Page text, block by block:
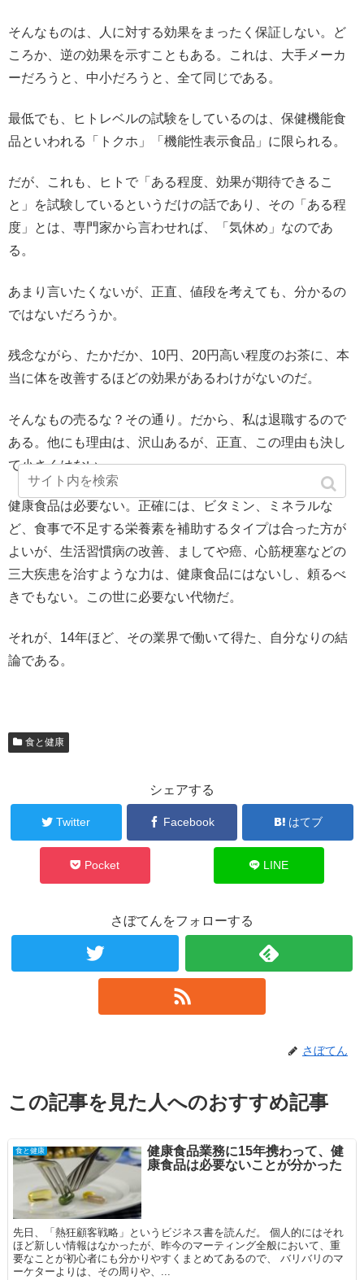
そんなものは、人に対する効果をまったく保証しない。ど
ころか、逆の効果を示すこともある。これは、大手メーカ
ーだろうと、中小だろうと、全て同じである。
最低でも、ヒトレベルの試験をしているのは、保健機能食
品といわれる「トクホ」「機能性表示食品」に限られる。
だが、これも、ヒトで「ある程度、効果が期待できるこ
と」を試験しているというだけの話であり、その「ある程
度」とは、専門家から言わせれば、「気休め」なのであ
る。
あまり言いたくないが、正直、値段を考えても、分かるの
ではないだろうか。
残念ながら、たかだか、10円、20円高い程度のお茶に、本
当に体を改善するほどの効果があるわけがないのだ。
そんなもの売るな？その通り。だから、私は退職するので
ある。他にも理由は、沢山あるが、正直、この理由も決し
て小さくはない。
健康食品は必要ない。正確には、ビタミン、ミネラルな
ど、食事で不足する栄養素を補助するタイプは合った方が
よいが、生活習慣病の改善、ましてや癌、心筋梗塞などの
三大疾患を治すような力は、健康食品にはないし、頼るべ
きでもない。この世に必要ない代物だ。
それが、14年ほど、その業界で働いて得た、自分なりの結
論である。
食と健康
シェアする
Twitter Facebook はてブ
Pocket LINE
さぼてんをフォローする
さぼてん
この記事を見た人へのおすすめ記事
食と健康
健康食品業務に15年携わって、健
康食品は必要ないことが分かった
先日、「熱狂顧客戦略」というビジネス書を読んだ。 個人的にはそれ
ほど新しい情報はなかったが、昨今のマーティング全般において、重
要なことが初心者にも分かりやすくまとめてあるので、 バリバリのマ
ーケターよりは、その周りや、...